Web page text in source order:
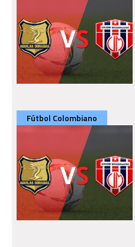
Fútbol Colombiano